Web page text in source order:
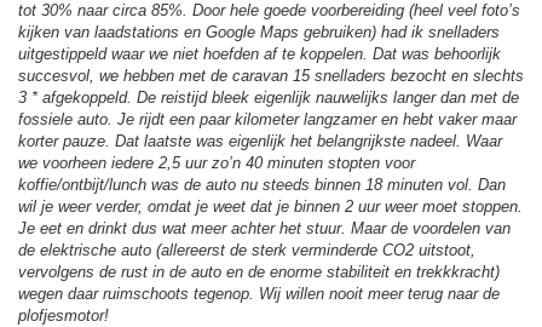
tot 30% naar circa 85%. Door hele goede voorbereiding (heel veel foto’s
kijken van laadstations en Google Maps gebruiken) had ik snelladers
uitgestippeld waar we niet hoefden af te koppelen. Dat was behoorlijk
succesvol, we hebben met de caravan 15 snelladers bezocht en slechts
3 * afgekoppeld. De reistijd bleek eigenlijk nauwelijks langer dan met de
fossiele auto. Je rijdt een paar kilometer langzamer en hebt vaker maar
korter pauze. Dat laatste was eigenlijk het belangrijkste nadeel. Waar
we voorheen iedere 2,5 uur zo’n 40 minuten stopten voor
koffie/ontbijt/lunch was de auto nu steeds binnen 18 minuten vol. Dan
wil je weer verder, omdat je weet dat je binnen 2 uur weer moet stoppen.
Je eet en drinkt dus wat meer achter het stuur. Maar de voordelen van
de elektrische auto (allereerst de sterk verminderde CO2 uitstoot,
vervolgens de rust in de auto en de enorme stabiliteit en trekkkracht)
wegen daar ruimschoots tegenop. Wij willen nooit meer terug naar de
plofjesmotor!